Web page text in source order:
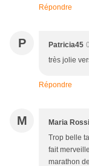
Répondre
P Patricia45
très jolie
Répondre
M Maria Rossi
Trop belle
fait
marathon